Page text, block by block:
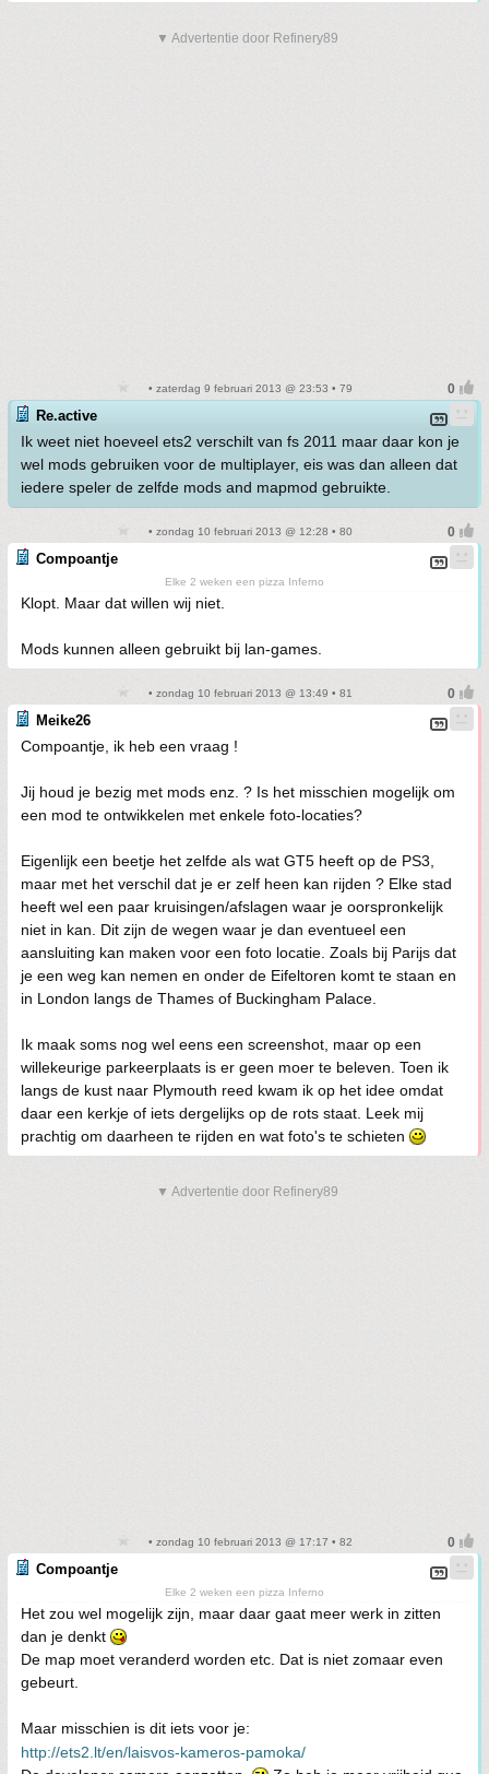
▼ Advertentie door Refinery89
• zaterdag 9 februari 2013 @ 23:53 • 79
Re.active
Ik weet niet hoeveel ets2 verschilt van fs 2011 maar daar kon je
wel mods gebruiken voor de multiplayer, eis was dan alleen dat
iedere speler de zelfde mods and mapmod gebruikte.
• zondag 10 februari 2013 @ 12:28 • 80
Compoantje
Elke 2 weken een pizza Inferno
Klopt. Maar dat willen wij niet.
Mods kunnen alleen gebruikt bij lan-games.
• zondag 10 februari 2013 @ 13:49 • 81
Meike26
Compoantje, ik heb een vraag !
Jij houd je bezig met mods enz. ? Is het misschien mogelijk om
een mod te ontwikkelen met enkele foto-locaties?
Eigenlijk een beetje het zelfde als wat GT5 heeft op de PS3,
maar met het verschil dat je er zelf heen kan rijden ? Elke stad
heeft wel een paar kruisingen/afslagen waar je oorspronkelijk
niet in kan. Dit zijn de wegen waar je dan eventueel een
aansluiting kan maken voor een foto locatie. Zoals bij Parijs dat
je een weg kan nemen en onder de Eifeltoren komt te staan en
in London langs de Thames of Buckingham Palace.
Ik maak soms nog wel eens een screenshot, maar op een
willekeurige parkeerplaats is er geen moer te beleven. Toen ik
langs de kust naar Plymouth reed kwam ik op het idee omdat
daar een kerkje of iets dergelijks op de rots staat. Leek mij
prachtig om daarheen te rijden en wat foto's te schieten
▼ Advertentie door Refinery89
• zondag 10 februari 2013 @ 17:17 • 82
Compoantje
Elke 2 weken een pizza Inferno
Het zou wel mogelijk zijn, maar daar gaat meer werk in zitten
dan je denkt
De map moet veranderd worden etc. Dat is niet zomaar even
gebeurt.
Maar misschien is dit iets voor je:
http://ets2.lt/en/laisvos-kameros-pamoka/